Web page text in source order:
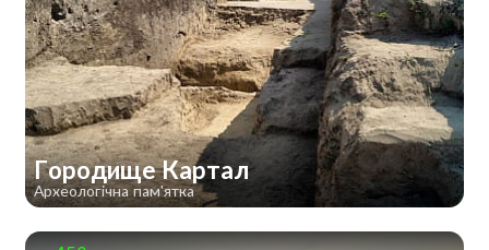
Городище Картал
Археологічна пам'ятка